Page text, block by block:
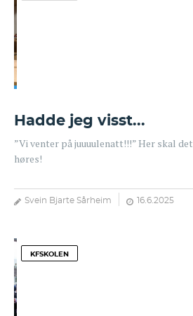
Hadde jeg visst...
”Vi venter på juuuulenatt!!!” Her skal
høres!
Svein Bjarte Sårheim 16.6.2025
KFSKOLEN